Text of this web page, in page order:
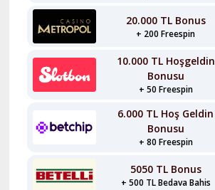
20.000 TL Bonus
+ 200 Freespin
10.000 TL Hoşgeldin
Bonusu
+ 50 Freespin
6.000 TL Hoş Geldin
Bonusu
+ 80 Freespin
5050 TL Bonus
+ 500 TL Bedava Bahis